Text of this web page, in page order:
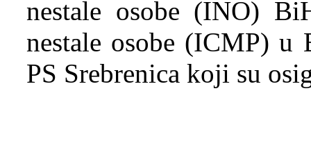
nestale osobe (INO)
nestale osobe (ICMP)
PS Srebrenica koji su